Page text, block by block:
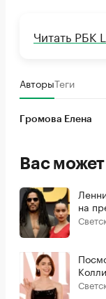
Читать РБК
АвторыТеги
Громова Елена
Вас
на